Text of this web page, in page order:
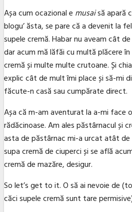
Așa cum ocazional e musaisă apară
blogu’ ăsta, se pare că a devenit la
supele cremă. Habar nu aveam cât
dar acum mă lăfăi cu multă plăcere
cremă și multe multe crutoane. Și
explic cât de mult îmi place și să-mi
făcute-n casă sau cumpărate direct.
Așa că m-am aventurat la a-mi face
rădăcinoase. Am ales păstârnacul și
asta de păstârnac mi-a urcat atât
supa cremă de ciuperci și se află
cremă de mazăre, desigur.
So let’s get to it. O să ai nevoie de
căci supele cremă sunt tare